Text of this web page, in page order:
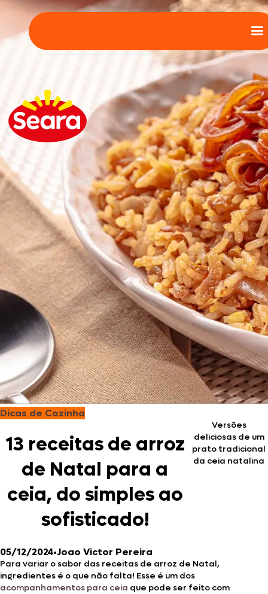
Dicas de Cozinha
13 receitas de arroz
de Natal para a
ceia, do simples ao
sofisticado!
Versões
deliciosas de um
prato tradicional
da ceia natalina
05/12/2024•Joao Victor Pereira
Para variar o sabor das receitas de arroz de Natal,
ingredientes é o que não falta! Esse é um dos
acompanhamentos para ceia que pode ser feito com